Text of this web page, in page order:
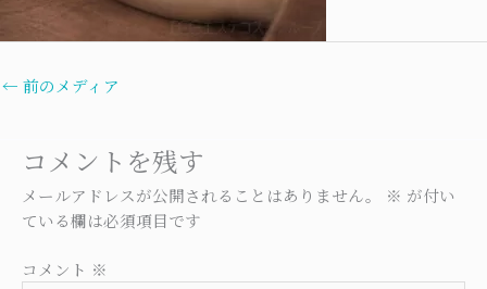
← 前のメディア
コメントを残す
メールアドレスが公開されることはありません。 ※ が付い
ている欄は必須項目です
コメント ※